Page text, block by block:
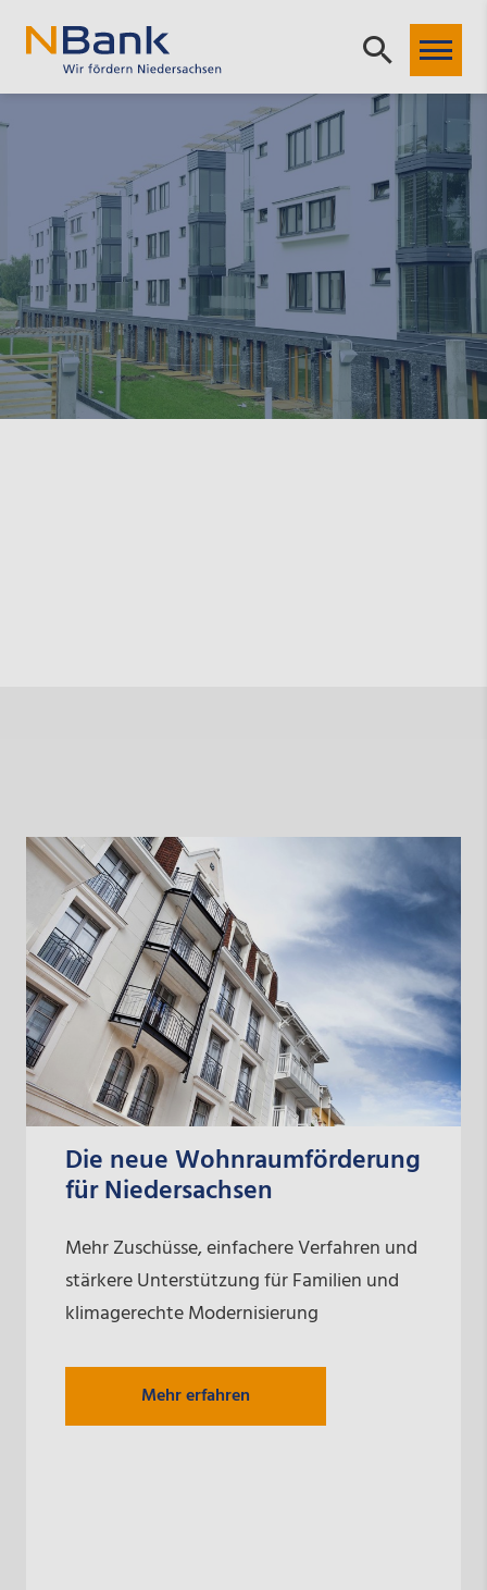
Die neue Wohnraumförderung
für Niedersachsen
Mehr Zuschüsse, einfachere Verfahren und
stärkere Unterstützung für Familien und
klimagerechte Modernisierung
Mehr erfahren